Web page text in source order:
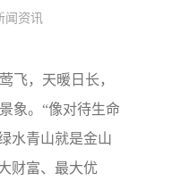
闻资讯
飞，天暖日长，
象。“像对待生命
水青山就是金山
财富、最大优